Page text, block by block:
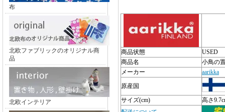
布
北欧ファブリックのオリジナル商
品
北欧インテリア
商品状態
USED
商品名
小鳥の
メーカー
aarikka
原産国
サイズ(cm)
高さ